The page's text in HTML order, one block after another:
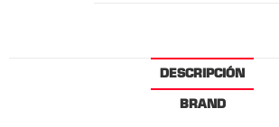
DESCRIPCIÓN
BRAND